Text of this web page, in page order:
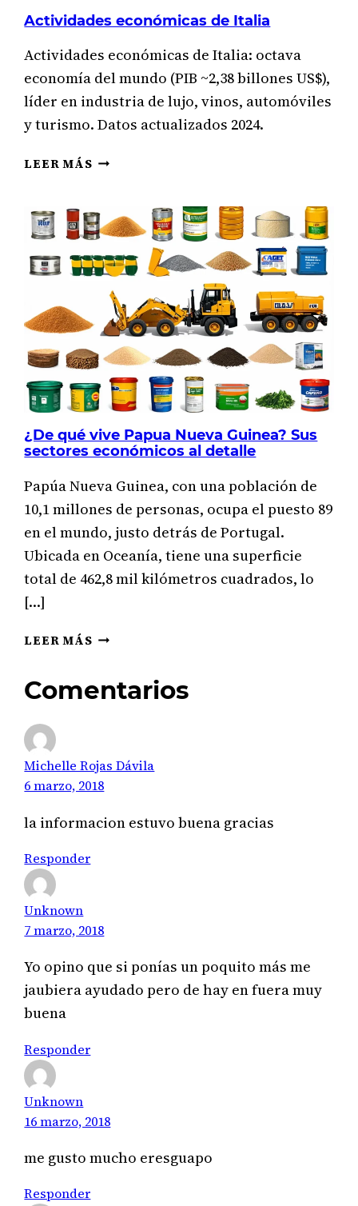
Actividades económicas de Italia
Actividades económicas de Italia: octava
economía del mundo (PIB ~2,38 billones US$),
líder en industria de lujo, vinos, automóviles
y turismo. Datos actualizados 2024.
LEER MÁS ACTIVIDADES
ITALIA
¿De qué vive Papua Nueva Guinea? Sus
sectores económicos al detalle
Papúa Nueva Guinea, con una población de
10,1 millones de personas, ocupa el puesto 89
en el mundo, justo detrás de Portugal.
Ubicada en Oceanía, tiene una superficie
total de 462,8 mil kilómetros cuadrados, lo
[…]
LEER MÁS ¿DE
PAPUA
SECTORES
ECONÓMICOS
DETALLE
Comentarios
Michelle Rojas Dávila
6 marzo, 2018
la informacion estuvo buena gracias
Responder
Unknown
7 marzo, 2018
Yo opino que si ponías un poquito más me
jaubiera ayudado pero de hay en fuera muy
buena
Responder
Unknown
16 marzo, 2018
me gusto mucho eresguapo
Responder